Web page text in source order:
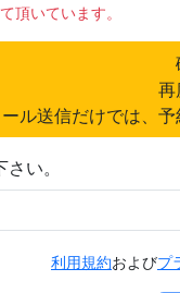
頂いています。
再
ル送信だけでは、
い。
利用規約およびプ